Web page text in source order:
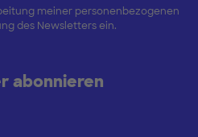
meiner personenbezogenen
des Newsletters ein.
abonnieren